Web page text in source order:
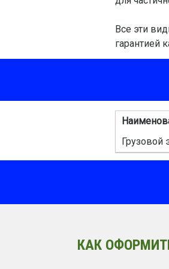
Все эти
гарантией
Грузовой
КАК